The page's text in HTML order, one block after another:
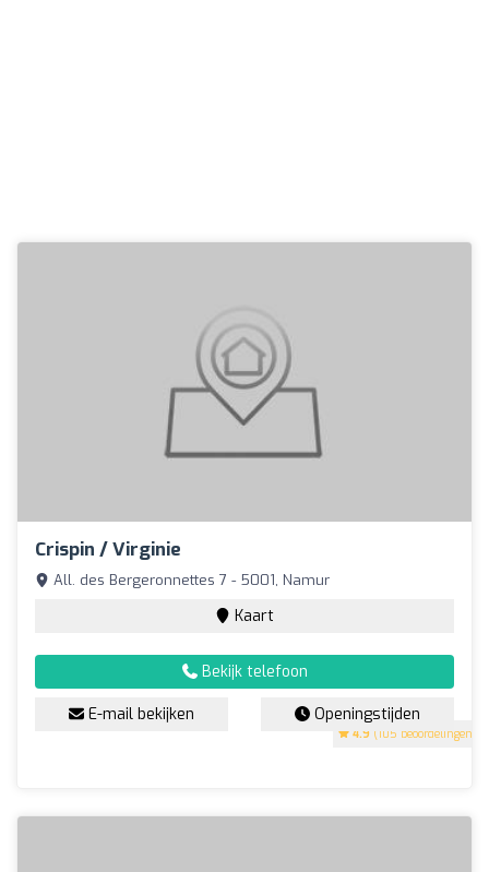
Crispin / Virginie
4.9 (105 beoordelingen)
All. des Bergeronnettes 7 - 5001, Namur
Kaart
Bekijk telefoon
E-mail bekijken Openingstijden